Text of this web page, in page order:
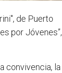
de Puerto
por Jóvenes”,
convivencia, la